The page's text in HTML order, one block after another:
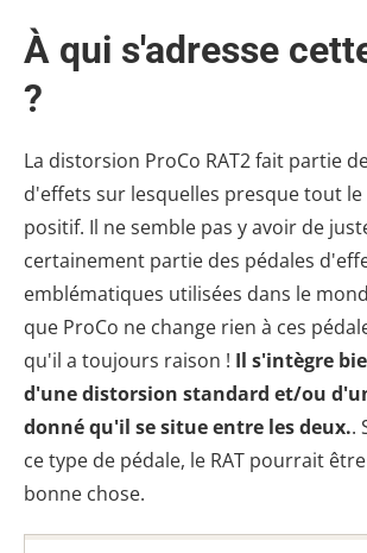
À qui s'adresse
?
La distorsion ProCo RAT2 fait partie
d'effets sur lesquelles presque tout
positif. Il ne semble pas y avoir de
certainement partie des pédales
emblématiques utilisées dans le
que ProCo ne change rien à ces
qu'il a toujours raison ! Il s'intègre
d'une distorsion standard et/ou
donné qu'il se situe entre les deux..
ce type de pédale, le RAT pourrait
bonne chose.